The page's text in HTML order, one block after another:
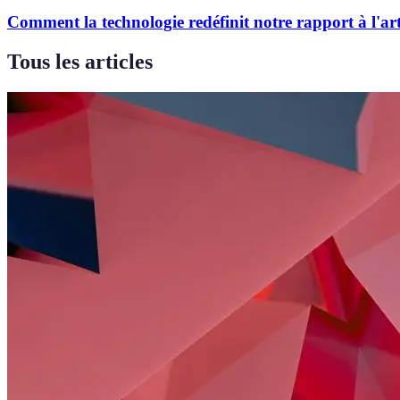
Comment la technologie redéfinit notre rapport à
Tous les articles